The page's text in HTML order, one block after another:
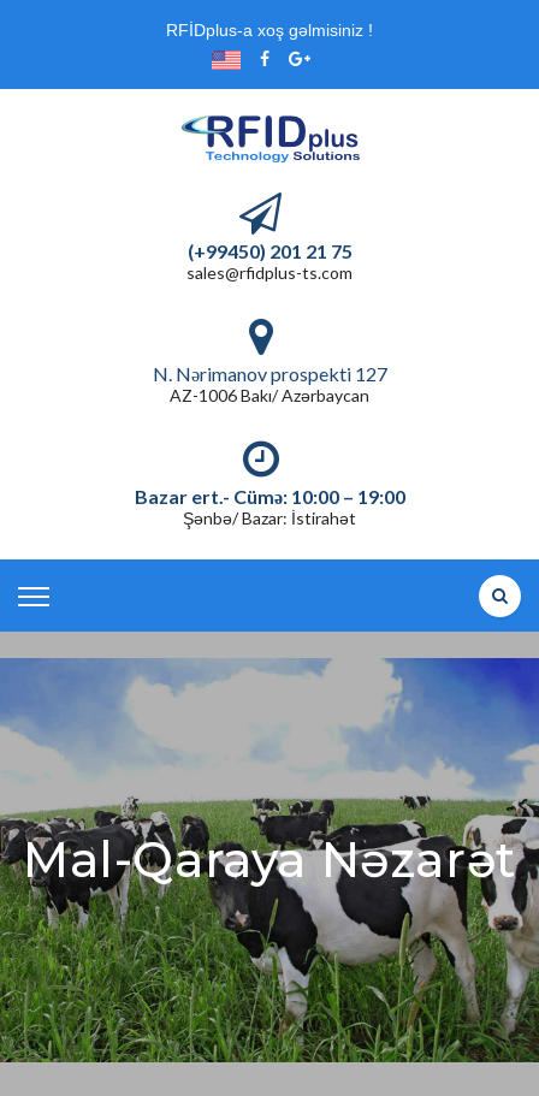
RFİDplus-a xoş gəlmisiniz !
(+99450) 201 21 75
sales@rfidplus-ts.com
N. Nərimanov prospekti 127
AZ-1006 Bakı/ Azərbaycan
Bazar ert.- Cümə: 10:00 – 19:00
Şənbə/ Bazar: İstirahət
Mal-Qaraya Nəzarət